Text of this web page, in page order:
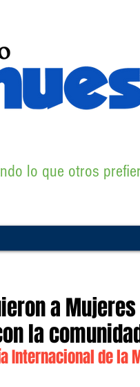
lo que otros
a
la
Internacional de la